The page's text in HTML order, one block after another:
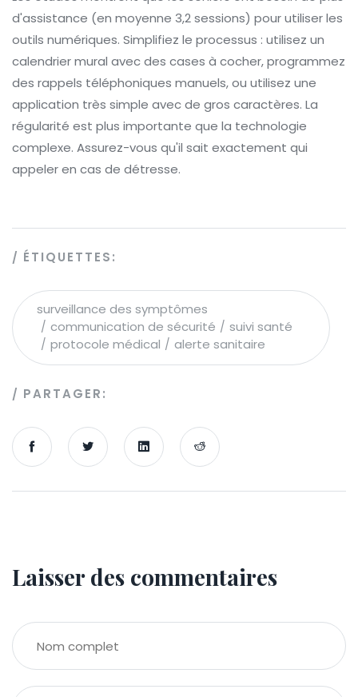
d'assistance (en moyenne 3,2 sessions) pour utiliser les
outils numériques. Simplifiez le processus : utilisez un
calendrier mural avec des cases à cocher, programmez
des rappels téléphoniques manuels, ou utilisez une
application très simple avec de gros caractères. La
régularité est plus importante que la technologie
complexe. Assurez-vous qu'il sait exactement qui
appeler en cas de détresse.
ÉTIQUETTES:
surveillance des symptômes
communication de sécurité
suivi santé
protocole médical
alerte sanitaire
PARTAGER:
Laisser des commentaires